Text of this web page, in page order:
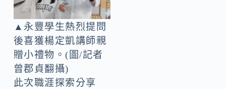
▲永豐學生熱烈提問
後喜獲楊定凱講師親
贈小禮物。(圖/記者
曾郡貞翻攝)
此次職涯探索分享